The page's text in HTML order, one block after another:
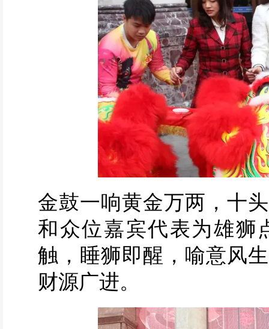
金鼓一响黄金万两，十
和众位嘉宾代表为雄狮
触，睡狮即醒，喻意风
财源广进。